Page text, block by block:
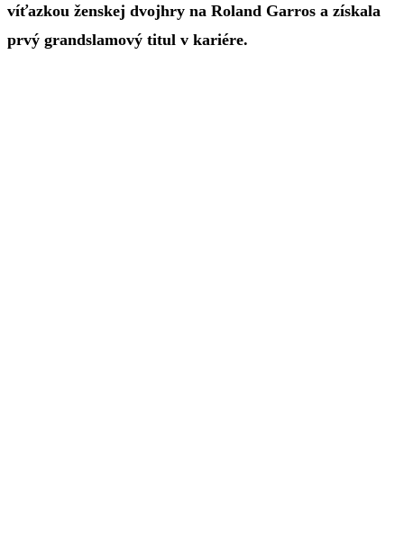
víťazkou ženskej dvojhry na Roland Garros a získala
prvý grandslamový titul v kariére.